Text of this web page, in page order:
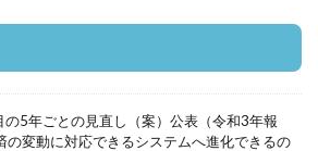
5年ごとの見直し（案）公表（令和3年報
の変動に対応できるシステムへ進化できるの